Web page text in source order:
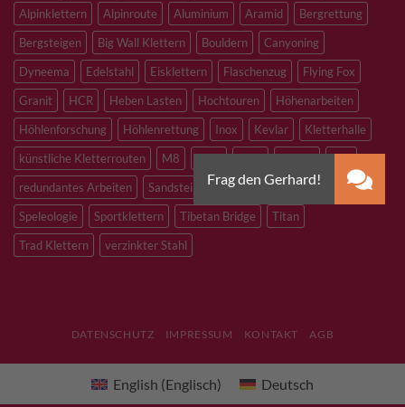
Alpinklettern
Alpinroute Aluminium Aramid
Bergrettung
Bergsteigen
Big Wall Klettern Bouldern
Canyoning
Dyneema
Edelstahl Eisklettern Flaschenzug
Flying Fox
Granit
HCR Heben Lasten Hochtouren
Höhenarbeiten
Höhlenforschung
Höhlenrettung Inox Kevlar
Kletterhalle
künstliche Kletterrouten
M8 M10 M12 Notfall
PLX
redundantes Arbeiten
Sandstein Skitouren
Slacklining
Speleologie
Sportklettern Tibetan Bridge
Titan
Trad Klettern
verzinkter Stahl
DATENSCHUTZ IMPRESSUM KONTAKT AGB
English (Englisch) Deutsch